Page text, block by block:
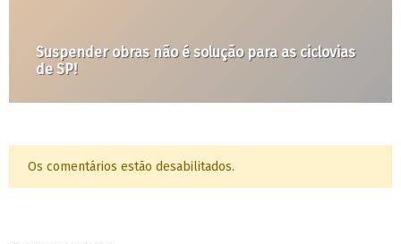
De quem é a cultura?
Os comentários estão desabilitados.